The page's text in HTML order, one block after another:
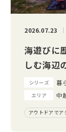
2026.07.23
海遊びに
しむ海辺
シリーズ 暮
エリア 中
アウトドアでア